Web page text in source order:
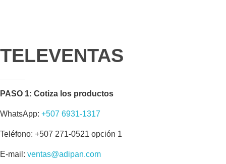
TELEVENTAS
PASO 1: Cotiza los productos
WhatsApp: +507 6931-1317
Teléfono: +507 271-0521 opción 1
E-mail: ventas@adipan.com